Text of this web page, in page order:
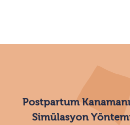
Postpartum
Simülasyon